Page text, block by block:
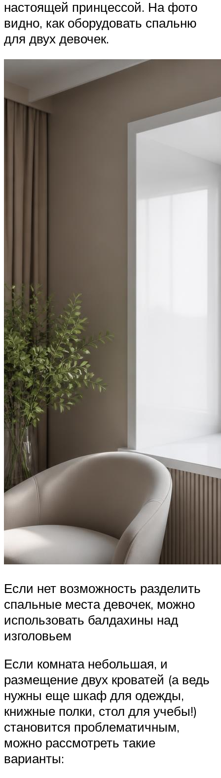
настоящей принцессой. На фото
видно, как оборудовать спальню
для двух девочек.
Если нет возможность разделить
спальные места девочек, можно
использовать балдахины над
изголовьем
Если комната небольшая, и
размещение двух кроватей (а ведь
нужны еще шкаф для одежды,
книжные полки, стол для учебы!)
становится проблематичным,
можно рассмотреть такие
варианты: